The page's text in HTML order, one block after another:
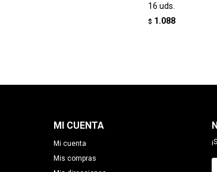
16 uds.
$ 1.088
MI CUENTA
Mi cuenta
Mis compras